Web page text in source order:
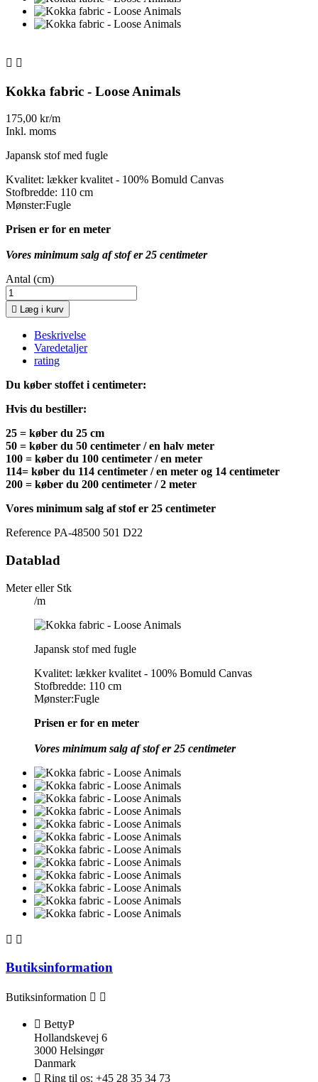
 
Kokka fabric - Loose Animals
175,00 kr/m
Inkl. moms
Japansk stof med fugle
Kvalitet: lækker kvalitet - 100% Bomuld Canvas
Stofbredde: 110 cm
Mønster:Fugle
Prisen er for en meter
Vores minimum salg af stof er 25 centimeter
Antal (cm)
 Læg i kurv
Beskrivelse
Varedetaljer
rating
Du køber stoffet i centimeter:
Hvis du bestiller:
25 = køber du 25 cm
50 = køber du 50 centimeter / en halv meter
100 = køber du 100 centimeter / en meter
114= køber du 114 centimeter / en meter og 14 centimeter
200 = køber du 200 centimeter / 2 meter
Vores minimum salg af stof er 25 centimeter
Reference PA-48500 501 D22
Datablad
Meter eller Stk
/m
Japansk stof med fugle
Kvalitet: lækker kvalitet - 100% Bomuld Canvas
Stofbredde: 110 cm
Mønster:Fugle
Prisen er for en meter
Vores minimum salg af stof er 25 centimeter
 
Butiksinformation
Butiksinformation  
 BettyP
Hollandskevej 6
3000 Helsingør
Danmark
 Ring til os: +45 28 35 34 73